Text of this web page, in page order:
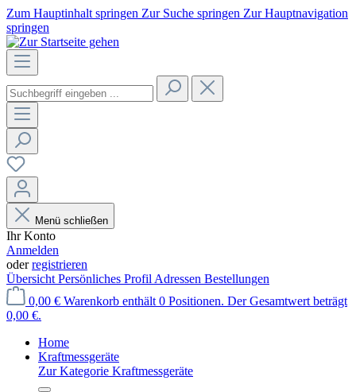
Zum Hauptinhalt springen Zur Suche springen Zur Hauptnavigation
springen
Menü schließen
Ihr Konto
Anmelden
oderregistrieren
Übersicht Persönliches Profil Adressen Bestellungen
0,00 € Warenkorb enthält 0 Positionen. Der Gesamtwert beträgt
0,00 €.
Home
Kraftmessgeräte
Zur Kategorie Kraftmessgeräte